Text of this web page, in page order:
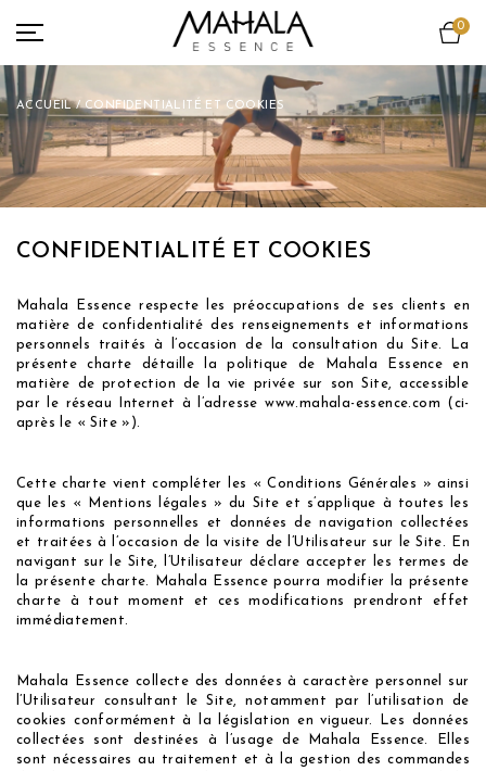
TOUT VOIR
TEAMS COLLECTION
LOOKBOOK
ENGAGEMENT
NEWS
MON COMPTE
0
ACCUEIL/ CONFIDENTIALITÉ ET COOKIES
CONFIDENTIALITÉ ET COOKIES
Mahala Essence respecte les préoccupations de ses clients en
matière de confidentialité des renseignements et informations
personnels traités à l’occasion de la consultation du Site. La
présente charte détaille la politique de Mahala Essence en
matière de protection de la vie privée sur son Site, accessible
par le réseau Internet à l’adresse www.mahala-essence.com (ci-
après le « Site »).
Cette charte vient compléter les « Conditions Générales » ainsi
que les « Mentions légales » du Site et s’applique à toutes les
informations personnelles et données de navigation collectées
et traitées à l’occasion de la visite de l’Utilisateur sur le Site. En
navigant sur le Site, l’Utilisateur déclare accepter les termes de
la présente charte. Mahala Essence pourra modifier la présente
charte à tout moment et ces modifications prendront effet
immédiatement.
Mahala Essence collecte des données à caractère personnel sur
l’Utilisateur consultant le Site, notamment par l’utilisation de
cookies conformément à la législation en vigueur. Les données
collectées sont destinées à l’usage de Mahala Essence. Elles
sont nécessaires au traitement et à la gestion des commandes